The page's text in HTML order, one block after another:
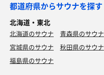
都道府県からサウナを探す
北海道・東北
北海道のサウナ 青森県のサウナ
宮城県のサウナ
秋田県のサウナ
福島県のサウナ